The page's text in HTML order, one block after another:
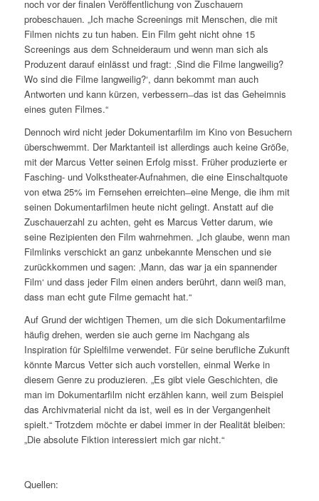
noch vor der finalen Veröffentlichung von Zuschauern
probeschauen. „Ich mache Screenings mit Menschen, die mit
Filmen nichts zu tun haben. Ein Film geht nicht ohne 15
Screenings aus dem Schneideraum und wenn man sich als
Produzent darauf einlässt und fragt: ‚Sind die Filme langweilig?
Wo sind die Filme langweilig?‘, dann bekommt man auch
Antworten und kann kürzen, verbessern ̶ das ist das Geheimnis
eines guten Filmes.“
Dennoch wird nicht jeder Dokumentarfilm im Kino von Besuchern
überschwemmt. Der Marktanteil ist allerdings auch keine Größe,
mit der Marcus Vetter seinen Erfolg misst. Früher produzierte er
Fasching- und Volkstheater-Aufnahmen, die eine Einschaltquote
von etwa 25% im Fernsehen erreichten ̶ eine Menge, die ihm mit
seinen Dokumentarfilmen heute nicht gelingt. Anstatt auf die
Zuschauerzahl zu achten, geht es Marcus Vetter darum, wie
seine Rezipienten den Film wahrnehmen. „Ich glaube, wenn man
Filmlinks verschickt an ganz unbekannte Menschen und sie
zurückkommen und sagen: ‚Mann, das war ja ein spannender
Film‘ und dass jeder Film einen anders berührt, dann weiß man,
dass man echt gute Filme gemacht hat.“
Auf Grund der wichtigen Themen, um die sich Dokumentarfilme
häufig drehen, werden sie auch gerne im Nachgang als
Inspiration für Spielfilme verwendet. Für seine berufliche Zukunft
könnte Marcus Vetter sich auch vorstellen, einmal Werke in
diesem Genre zu produzieren. „Es gibt viele Geschichten, die
man im Dokumentarfilm nicht erzählen kann, weil zum Beispiel
das Archivmaterial nicht da ist, weil es in der Vergangenheit
spielt.“ Trotzdem möchte er dabei immer in der Realität bleiben:
„Die absolute Fiktion interessiert mich gar nicht.“
Quellen: